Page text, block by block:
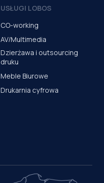
USŁUGI LOBOS
CO-working
AV/Multimedia
Dzierżawa i outsourcing
druku
Meble Biurowe
Drukarnia cyfrowa